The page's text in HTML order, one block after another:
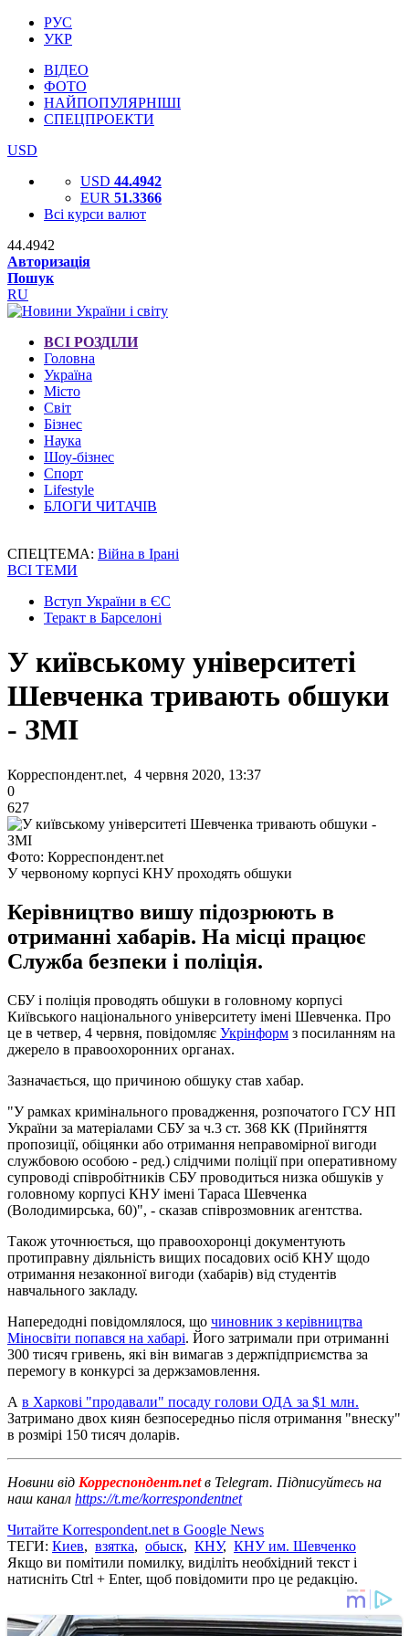
РУС
УКР
ВІДЕО
ФОТО
НАЙПОПУЛЯРНІШІ
СПЕЦПРОЕКТИ
USD
USD 44.4942
EUR 51.3366
Всі курси валют
44.4942
Авторизація
Пошук
RU
ВСІ РОЗДІЛИ
Головна
Україна
Місто
Світ
Бізнес
Наука
Шоу-бізнес
Спорт
Lifestyle
БЛОГИ ЧИТАЧІВ
СПЕЦТЕМА: Війна в Ірані
ВСІ ТЕМИ
Вступ України в ЄС
Теракт в Барселоні
У київському університеті
Шевченка тривають обшуки
- ЗМІ
Корреспондент.net, 4 червня 2020, 13:37
0
627
Фото: Корреспондент.net
У червоному корпусі КНУ проходять обшуки
Керівництво вишу підозрюють в
отриманні хабарів. На місці працює
Служба безпеки і поліція.
СБУ і поліція проводять обшуки в головному корпусі
Київського національного університету імені Шевченка. Про
це в четвер, 4 червня, повідомляє Укрінформ з посиланням на
джерело в правоохоронних органах.
Зазначається, що причиною обшуку став хабар.
"У рамках кримінального провадження, розпочатого ГСУ НП
України за матеріалами СБУ за ч.3 ст. 368 КК (Прийняття
пропозиції, обіцянки або отримання неправомірної вигоди
службовою особою - ред.) слідчими поліції при оперативному
супроводі співробітників СБУ проводиться низка обшуків у
головному корпусі КНУ імені Тараса Шевченка
(Володимирська, 60)", - сказав співрозмовник агентства.
Також уточнюється, що правоохоронці документують
протиправну діяльність вищих посадових осіб КНУ щодо
отримання незаконної вигоди (хабарів) від студентів
навчального закладу.
Напередодні повідомлялося, що чиновник з керівництва
Міносвіти попався на хабарі. Його затримали при отриманні
300 тисяч гривень, які він вимагав з держпідприємства за
перемогу в конкурсі за держзамовлення.
А в Харкові "продавали" посаду голови ОДА за $1 млн.
Затримано двох киян безпосередньо після отримання "внеску"
в розмірі 150 тисяч доларів.
Новини від Корреспондент.netв Telegram. Підписуйтесь на
наш канал https://t.me/korrespondentnet
Читайте Korrespondent.net в Google News
ТЕГИ: Киев, взятка, обыск, КНУ, КНУ им. Шевченко
Якщо ви помітили помилку, виділіть необхідний текст і
натисніть Ctrl + Enter, щоб повідомити про це редакцію.